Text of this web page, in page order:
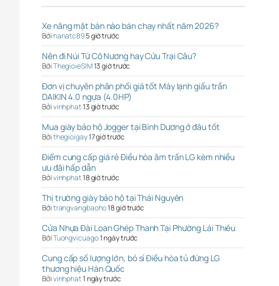
Xe nâng mặt bàn nào bán chạy nhất năm 2026?
Bởihanatc895 giờ trước
Nên đi Núi Tứ Cô Nương hay Cửu Trại Câu?
BởiThegioieSIM13 giờ trước
Đơn vị chuyên phân phối giá tốt Máy lạnh giấu trần
DAIKIN 4.0 ngựa (4.0HP)
Bởivinhphat13 giờ trước
Mua giày bảo hộ Jogger tại Bình Dương ở đâu tốt
Bởithegioigay17 giờ trước
Điểm cung cấp giá rẻ Điều hòa âm trần LG kèm nhiều
ưu đãi hấp dẫn
Bởivinhphat18 giờ trước
Thị trường giày bảo hộ tại Thái Nguyên
Bởitrangvangbaoho18 giờ trước
Cửa Nhựa Đài Loan Ghép Thanh Tại Phường Lái Thiêu
BởiTuongvicuago1 ngày trước
Cung cấp số lượng lớn, bỏ sỉ Điều hòa tủ đứng LG
thương hiệu Hàn Quốc
Bởivinhphat1 ngày trước